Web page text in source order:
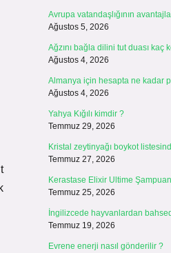
Avrupa vatandaşlığının
Ağustos 5, 2026
Ağzını bağla dilini tut duası kaç
Ağustos 4, 2026
Almanya için hesapta ne kadar
Ağustos 4, 2026
Yahya Kığılı kimdir ?
Temmuz 29, 2026
Kristal zeytinyağı boykot
Temmuz 27, 2026
Kerastase Elixir Ultime
Temmuz 25, 2026
İngilizcede hayvanlardan
Temmuz 19, 2026
Evrene enerji nasıl gönderilir ?